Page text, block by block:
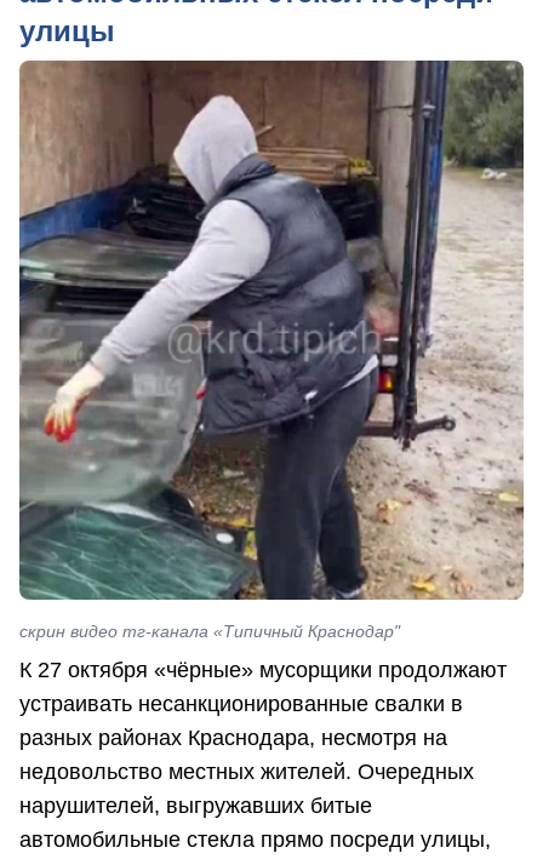
улицы
скрин видео тг-канала «Типичный Краснодар"
К 27 октября «чёрные» мусорщики продолжают
устраивать несанкционированные свалки в
разных районах Краснодара, несмотря на
недовольство местных жителей. Очередных
нарушителей, выгружавших битые
автомобильные стекла прямо посреди улицы,